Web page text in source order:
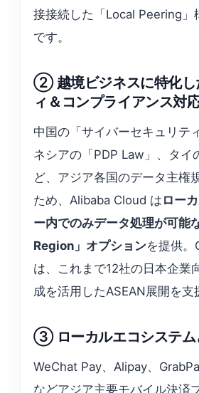
接接続した「Local Peering」
です。
② 越境ビジネスに特化し
ィ＆コンプライアンス対
中国の「サイバーセキュリテ
ネシアの「PDP Law」、タイ
ど、アジア各国のデータ主権
ため、Alibaba Cloud は ロー
ー内でのみデータ処理が可能
Region」オプションを提供
は、これまで12社の日本企業
成を活用したASEAN展開を支
③ ローカルエコシステム
WeChat Pay、Alipay、
などアジア主要モバイル決済